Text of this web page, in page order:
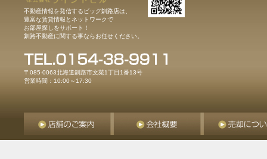
不動産情報を発信するビッグ釧路店は、
豊富な賃貸情報とネットワークで
お部屋探しをサポート！
釧路不動産に関する事ならお任せください。
〒085-0063北海道釧路市文苑1丁目1番13号
営業時間：10:00～17:30